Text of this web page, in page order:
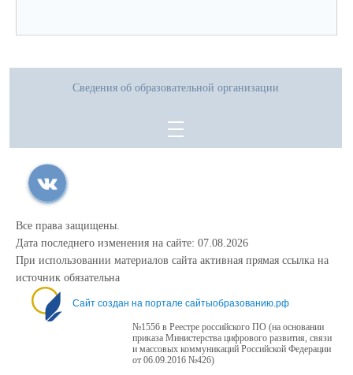
Сведения об образовательной организации
Все права защищены.
Дата последнего изменения на сайте: 07.08.2026
При использовании материалов сайта активная прямая ссылка на
источник обязательна
Сайт создан на портале сайтыобразованию.рф
№1556 в Реестре российского ПО (на основании
приказа Министерства цифрового развития, связи
и массовых коммуникаций Российской Федерации
от 06.09.2016 №426)